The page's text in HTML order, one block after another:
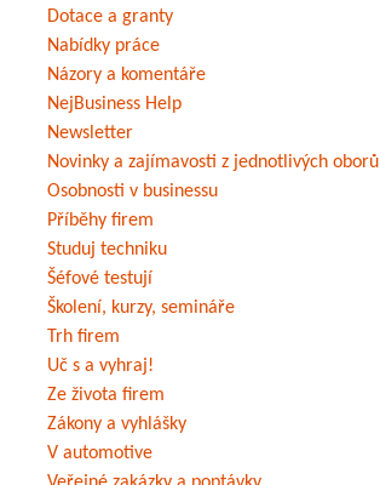
Dotace a granty
Nabídky práce
Názory a komentáře
NejBusiness Help
Newsletter
Novinky a zajímavosti z jednotlivých oborů
Osobnosti v businessu
Příběhy firem
Studuj techniku
Šéfové testují
Školení, kurzy, semináře
Trh firem
Uč s a vyhraj!
Ze života firem
Zákony a vyhlášky
V automotive